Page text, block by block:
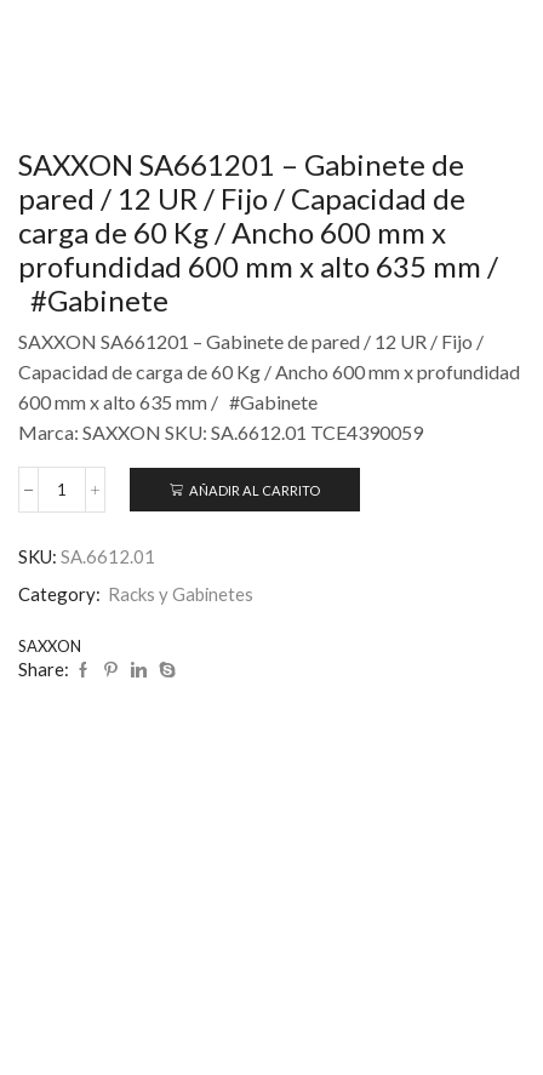
SAXXON SA661201 – Gabinete de
pared / 12 UR / Fijo / Capacidad de
carga de 60 Kg / Ancho 600 mm x
profundidad 600 mm x alto 635 mm /
#Gabinete
SAXXON SA661201 – Gabinete de pared / 12 UR / Fijo /
Capacidad de carga de 60 Kg / Ancho 600 mm x profundidad
600 mm x alto 635 mm / #Gabinete
Marca: SAXXON SKU: SA.6612.01 TCE4390059
AÑADIR AL CARRITO
SKU: SA.6612.01
Category: Racks y Gabinetes
SAXXON
Share: